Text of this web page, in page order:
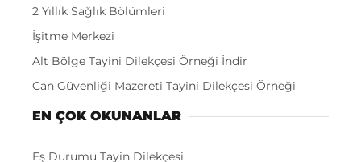
2 Yıllık Sağlık Bölümleri
İşitme Merkezi
Alt Bölge Tayini Dilekçesi Örneği İndir
Can Güvenliği Mazereti Tayini Dilekçesi Örneği
EN ÇOK OKUNANLAR
Eş Durumu Tayin Dilekçesi